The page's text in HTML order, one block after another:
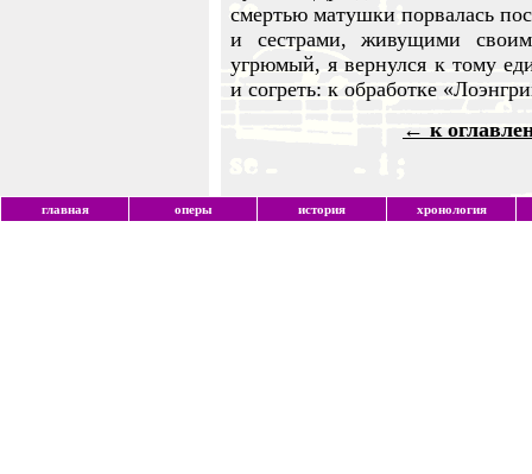
смертью матушки порвалась
и сестрами, живущими
угрюмый, я вернулся к тому
и согреть: к обработке
← к
главная оперы история хронология